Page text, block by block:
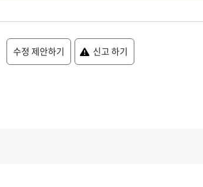
수정 제안하기 신고 하기